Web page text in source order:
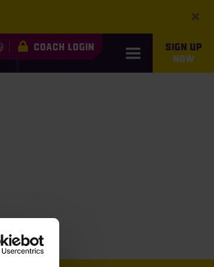
×
COACH LOGIN
SIGN UP
NOW